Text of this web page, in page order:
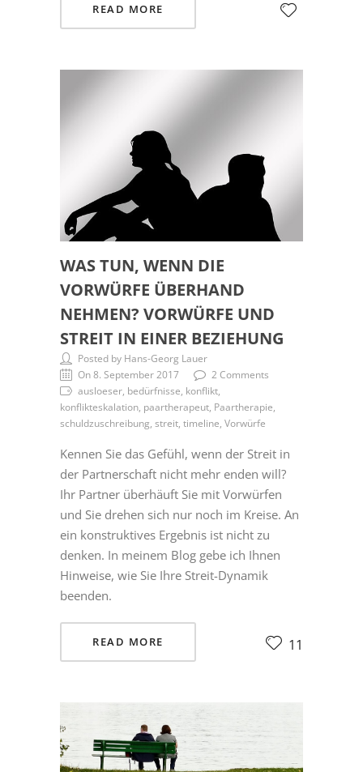
READ MORE
WAS TUN, WENN DIE
VORWÜRFE ÜBERHAND
NEHMEN? VORWÜRFE UND
STREIT IN EINER BEZIEHUNG
Posted by Hans-Georg Lauer
On 8. September 2017
2 Comments
ausloeser, bedürfnisse, konflikt,
konflikteskalation, paartherapeut, Paartherapie,
schuldzuschreibung, streit, timeline, Vorwürfe
Kennen Sie das Gefühl, wenn der Streit in
der Partnerschaft nicht mehr enden will?
Ihr Partner überhäuft Sie mit Vorwürfen
und Sie drehen sich nur noch im Kreise. An
ein konstruktives Ergebnis ist nicht zu
denken. In meinem Blog gebe ich Ihnen
Hinweise, wie Sie Ihre Streit-Dynamik
beenden.
READ MORE 11